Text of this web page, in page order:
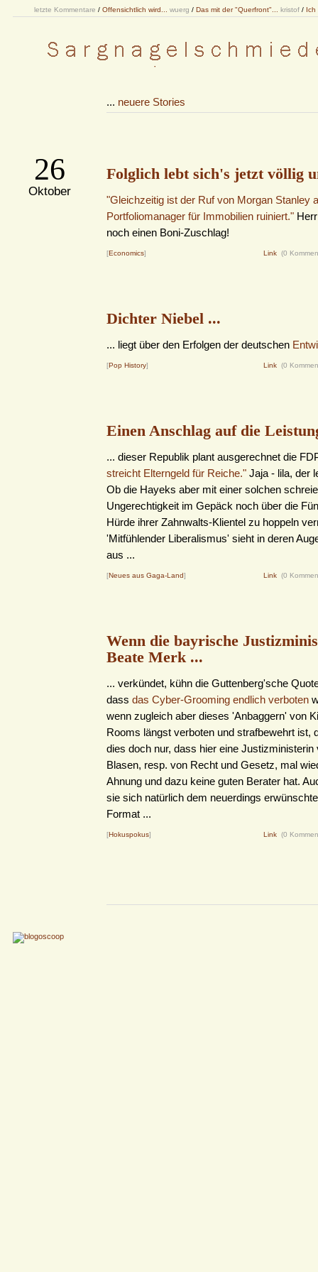
letzte Kommentare / Offensichtlich wird... wuerg / Das mit der "Querfront"... kristof / Ich
... neuere Stories
26
Oktober
Folglich lebt sich's jetzt völlig
"Gleichzeitig ist der Ruf von Morgan Stanley
Portfoliomanager für Immobilien ruiniert."
noch einen Boni-Zuschlag!
[Economics] Link (0
Dichter Niebel ...
... liegt über den Erfolgen der deutschen
[Pop History] Link (0
Einen Anschlag auf die
... dieser Republik plant ausgerechnet die
streicht Elterngeld für Reiche." Jaja - lila, der
Ob die Hayeks aber mit einer solchen
Ungerechtigkeit im Gepäck noch über die
Hürde ihrer Zahnwalts-Klientel zu hoppeln
'Mitfühlender Liberalismus' sieht in deren
aus ...
[Neues aus Gaga-Land] Link (0
Wenn die bayrische
Beate Merk ...
... verkündet, kühn die Guttenberg'sche
dass das Cyber-Grooming endlich verboten
wenn zugleich aber dieses 'Anbaggern' von
Rooms längst verboten und strafbewehrt ist,
dies doch nur, dass hier eine Justizministerin
Blasen, resp. von Recht und Gesetz, mal
Ahnung und dazu keine guten Berater hat.
sie sich natürlich dem neuerdings
Format ...
[Hokuspokus] Link (0